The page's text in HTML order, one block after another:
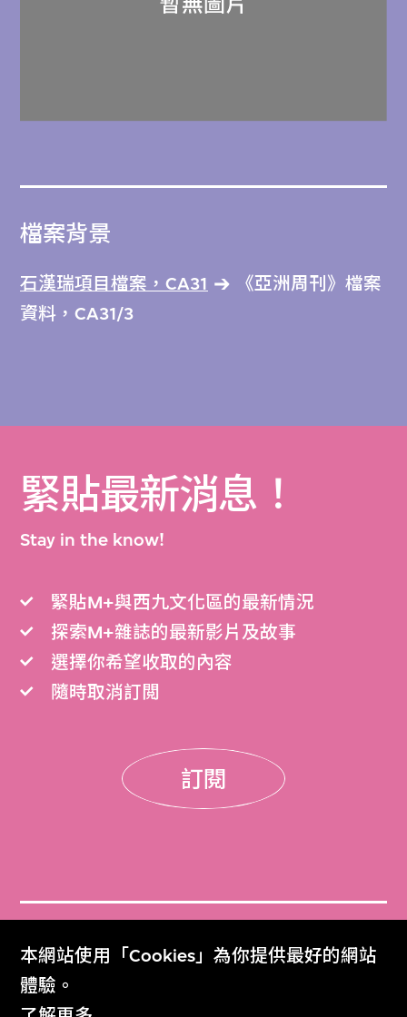
本網站使用「Cookies」為你提供最好的網站
體驗。
檔案背景
石漢瑞項目檔案，CA31
《亞洲周刊》檔案
資料，CA31/3
緊貼最新消息！
Stay in the know!
緊貼M+與西九文化區的最新情況
探索M+雜誌的最新影片及故事
選擇你希望收取的內容
隨時取消訂閲
訂閱
門票
Get Tickets